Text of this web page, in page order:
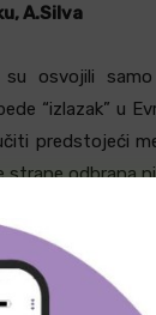
A.Silva
osvojili
“izlazak” u
predstojeći
odbrana
im predstoji
otpisivati, jer
su –